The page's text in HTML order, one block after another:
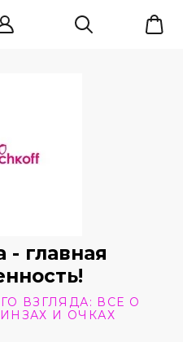
- главная
ВЗГЛЯДА: ВСЕ О
И ОЧКАХ